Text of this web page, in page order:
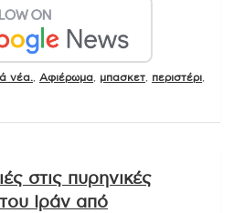
νέα. Αφιέρωμα μπασκετ περιστέρι
στις πυρηνικές
Ιράν από